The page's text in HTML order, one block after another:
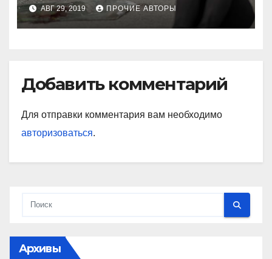
АВГ 29, 2019 ПРОЧИЕ АВТОРЫ
Добавить комментарий
Для отправки комментария вам необходимо
авторизоваться.
Архивы